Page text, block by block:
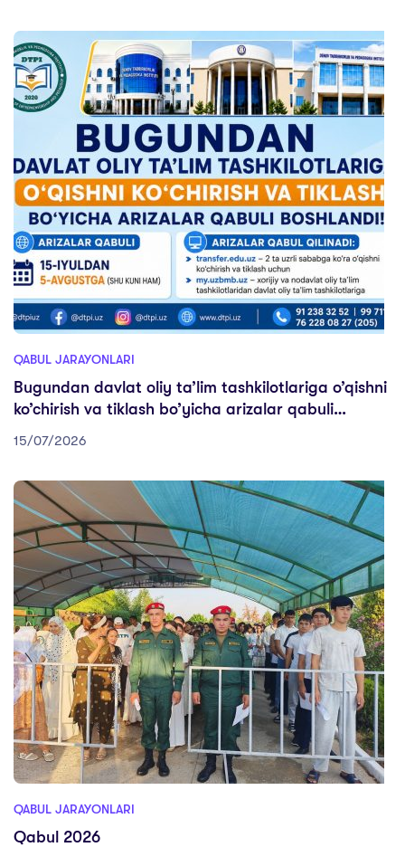
QABUL JARAYONLARI
Bugundan davlat oliy ta’lim tashkilotlariga o’qishni
ko’chirish va tiklash bo’yicha arizalar qabuli
boshlandi!
15/07/2026
QABUL JARAYONLARI
Qabul 2026